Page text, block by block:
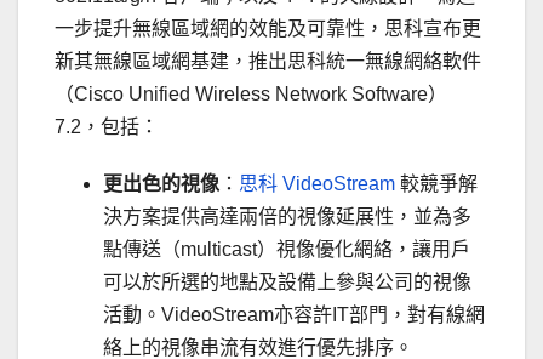
一步提升無線區域網的效能及可靠性，思科宣布更
新其無線區域網基建，推出思科統一無線網絡軟件
（Cisco Unified Wireless Network Software）
7.2，包括：
更出色的視像 ： 思科 VideoStream 較競爭解
決方案提供高達兩倍的視像延展性，並為多
點傳送（multicast）視像優化網絡，讓用戶
可以於所選的地點及設備上參與公司的視像
活動。VideoStream亦容許IT部門，對有線網
絡上的視像串流有效進行優先排序。